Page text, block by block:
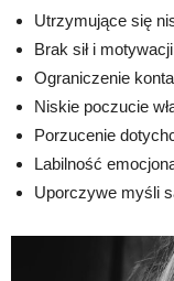
Utrzymujące się
Brak sił i
Ograniczenie
Niskie poczucie
Porzucenie
Labilność
Uporczywe myśli